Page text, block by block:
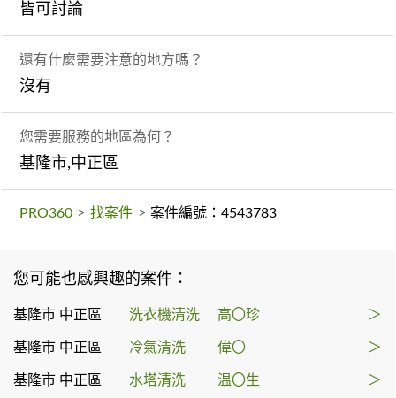
皆可討論
還有什麼需要注意的地方嗎？
沒有
您需要服務的地區為何？
基隆市,中正區
PRO360 > 找案件 > 案件編號：4543783
您可能也感興趣的案件：
基隆市 中正區 洗衣機清洗 高〇珍 ＞
基隆市 中正區 冷氣清洗 偉〇 ＞
基隆市 中正區 水塔清洗 温〇生 ＞